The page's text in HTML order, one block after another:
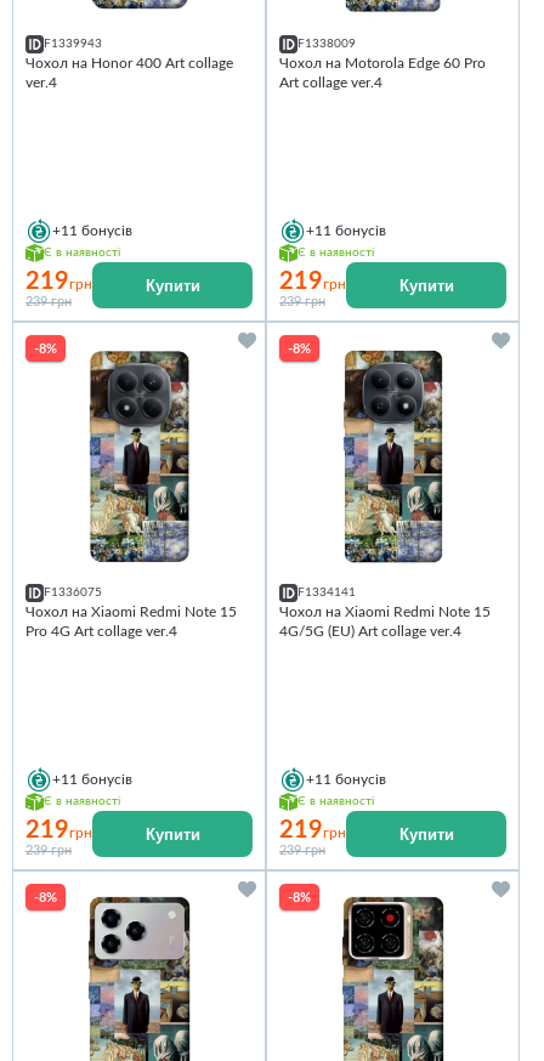
F1339943
Чохол на Honor 400 Art collage
ver.4
+11 бонусів
Є в наявності
219грн
239 грн
Купити
F1338009
Чохол на Motorola Edge 60 Pro
Art collage ver.4
+11 бонусів
Є в наявності
219грн
239 грн
Купити
-8%
F1336075
Чохол на Xiaomi Redmi Note 15
Pro 4G Art collage ver.4
+11 бонусів
Є в наявності
219грн
239 грн
Купити
-8%
F1334141
Чохол на Xiaomi Redmi Note 15
4G/5G (EU) Art collage ver.4
+11 бонусів
Є в наявності
219грн
239 грн
Купити
-8% -8%